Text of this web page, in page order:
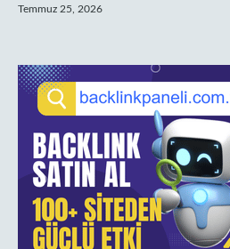
Temmuz 25, 2026